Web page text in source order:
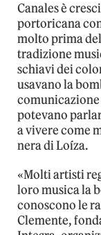
Canales è
portoricana
molto prima
tradizione
schiavi dei
usavano la
potevano
a vivere come
nera di Loíza.
«Molti artisti
loro musica la
conoscono le
Clemente,